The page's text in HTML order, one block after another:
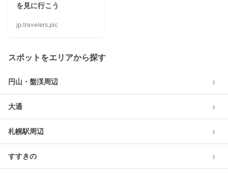
を見に行こう
jp.travelers.pic
スポットをエリアから探す
円山・盤渓周辺 ›
大通 ›
札幌駅周辺 ›
すすきの ›